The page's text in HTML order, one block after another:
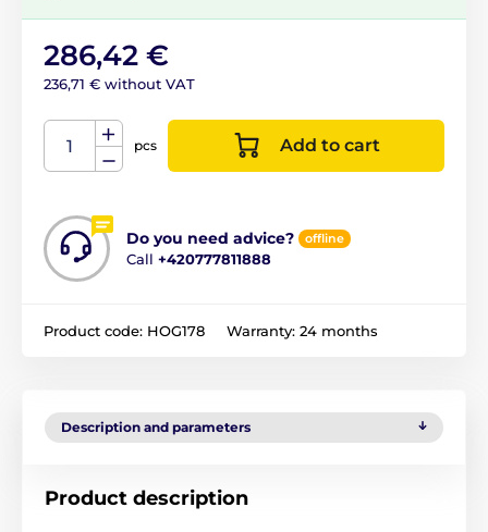
286,42 €
236,71 € without VAT
pcs Add to cart
Do you need advice? offline
Call +420777811888
Product code: HOG178 Warranty: 24 months
Description and parameters
Product description